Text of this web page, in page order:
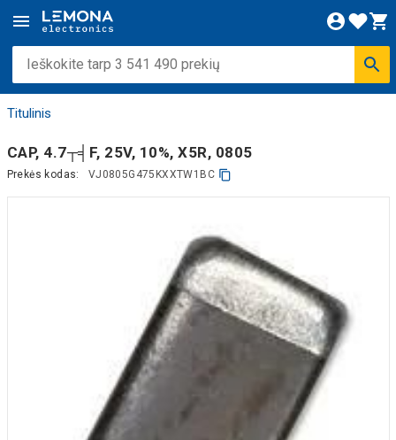
Titulinis
CAP, 4.7┬╡F, 25V, 10%, X5R, 0805
Prekės kodas: VJ0805G475KXXTW1BC